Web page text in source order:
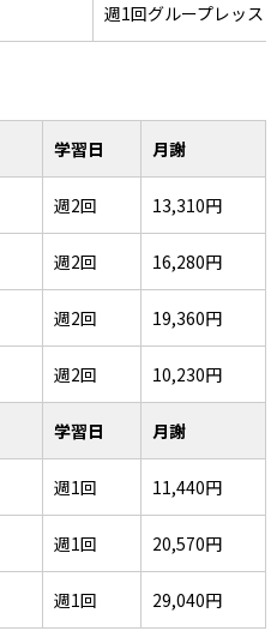
週1回グループレッス
学習日 月謝
週2回 13,310円
週2回 16,280円
週2回 19,360円
週2回 10,230円
学習日 月謝
週1回 11,440円
週1回 20,570円
週1回 29,040円